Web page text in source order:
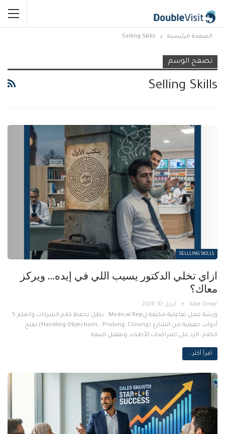
الصفحة الرئيسية Selling Skills
تصفح الوسم
Selling Skills
SELLLING SKILLS
ازاي تخلي الدكتور يسيب اللي في إيده… ويركز
معاك؟
أبريل 10, 2026
ورشة عمل تفاعلية مكثفة لMedical Rep . بطل تحفظ كلام الشركات واتعلم 5
أدوات حقيقية من الشارع (Handling Objections , Probing, Closing) لفتح
الكلام، الرد على اعتراضات الأطباء، وتقفيل البيعة
اقرأ أكثر...